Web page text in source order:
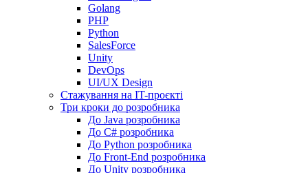
Golang
PHP
Python
SalesForce
Unity
DevOps
UI/UX Design
Стажування на IT-проєкті
Три кроки до розробника
До Java розробника
До C# розробника
До Python розробника
До Front-End розробника
До Unity розробника